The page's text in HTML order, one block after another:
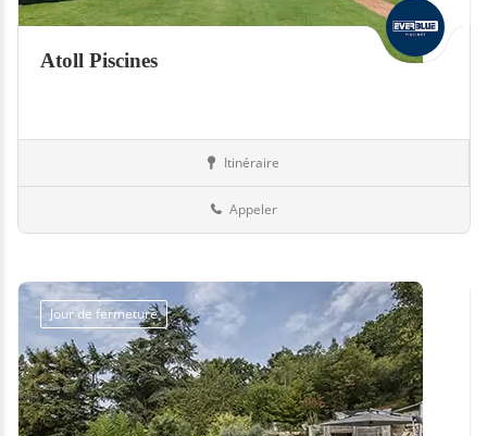
Atoll Piscines
Itinéraire
Appeler
Jour de fermeture